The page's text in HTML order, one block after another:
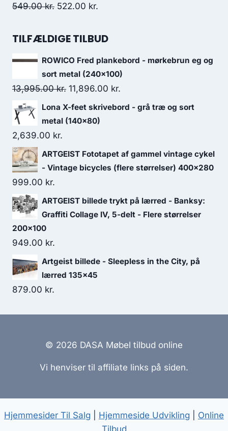
549.00kr. 522.00 kr.
TILFÆLDIGE TILBUD
ROWICO Fred plankebord - mørkebrun eg og
sort metal (240x100)
13,995.00kr. 11,896.00 kr.
Lona X-feet skrivebord - grå træ og sort
metal (140x80)
2,639.00 kr.
ARTGEIST Fototapet af gammel vintage cykel
- Vintage bicycles (flere størrelser) 400x280
999.00 kr.
ARTGEIST billede trykt på lærred - Banksy:
Graffiti Collage IV, 5-delt - Flere størrelser
200x100
949.00 kr.
Artgeist billede - Sleepless in the City, på
lærred 135x45
879.00 kr.
© 2026 DASA Møbel tilbud online
Vi henviser til affiliate links på siden.
Hjemmesider Til Salg Hjemmeside Udvikling
Online
Tilbud